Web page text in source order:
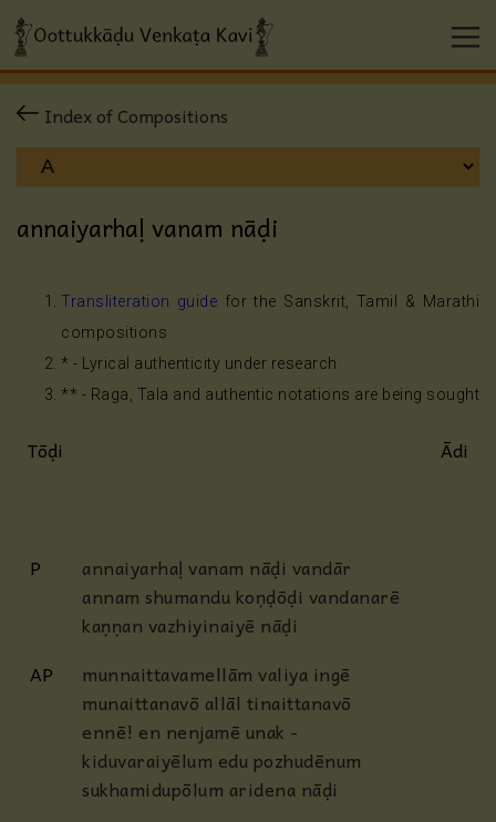
Index of Compositions
annaiyarhaḷ vanam nāḍi
Transliteration guide for the Sanskrit, Tamil & Marathi
compositions
* - Lyrical authenticity under research
** - Raga, Tala and authentic notations are being sought
Tōḍi Ādi
P
annaiyarhaḷ vanam nāḍi vandār
annam shumandu koṇḍōḍi vandanarē
kaṇṇan vazhiyinaiyē nāḍi
AP
munnaittavamellām valiya ingē
munaittanavō allāl tinaittanavō
ennē! en nenjamē unak -
kiduvaraiyēlum edu pozhudēnum
sukhamidupōlum aridena nāḍi